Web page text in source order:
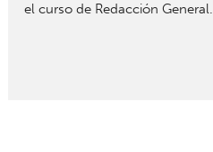
el curso de Redacción General.